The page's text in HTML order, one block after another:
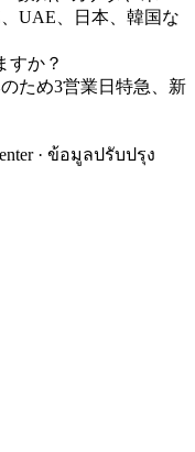
UAE、日本、韓国な
すか？
ため3営業日特急、新
· ข้อมูลปรับปรุง